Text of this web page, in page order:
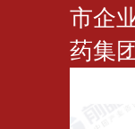
市企
药集